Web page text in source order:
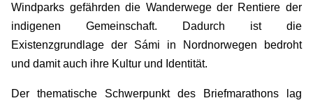
Windparks gefährden die Wanderwege der Rentiere der
indigenen Gemeinschaft. Dadurch ist die
Existenzgrundlage der Sámi in Nordnorwegen bedroht
und damit auch ihre Kultur und Identität.
Der thematische Schwerpunkt des Briefmarathons lag